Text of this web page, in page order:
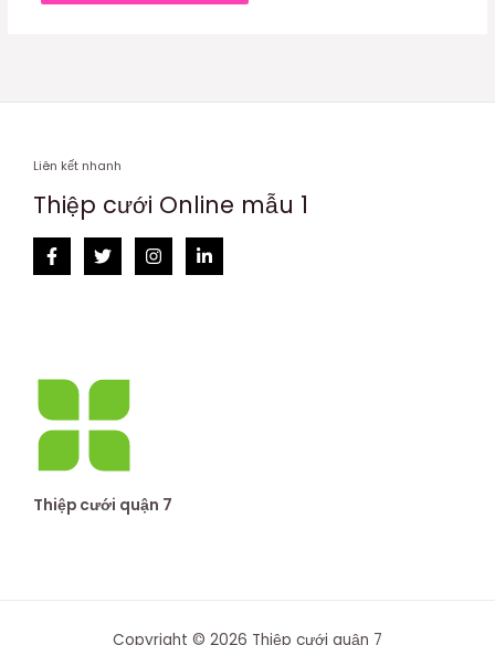
Liên kết nhanh
Thiệp cưới Online mẫu 1
Thiệp cưới quận 7
Copyright © 2026 Thiệp cưới quận 7